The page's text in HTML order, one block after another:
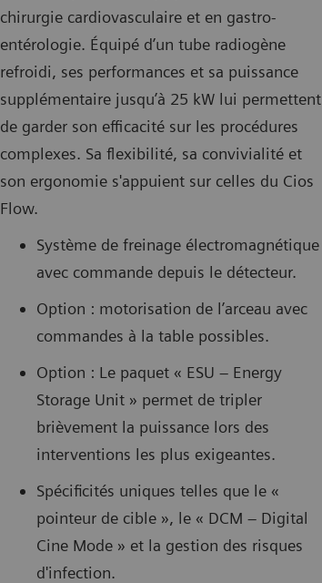
chirurgie cardiovasculaire et en gastro-
entérologie. Équipé d’un tube radiogène
refroidi, ses performances et sa puissance
supplémentaire jusqu’à 25 kW lui permettent
de garder son efficacité sur les procédures
complexes. Sa flexibilité, sa convivialité et
son ergonomie s'appuient sur celles du Cios
Flow.
Système de freinage électromagnétique
avec commande depuis le détecteur.
Option : motorisation de l’arceau avec
commandes à la table possibles.
Option : Le paquet « ESU – Energy
Storage Unit » permet de tripler
brièvement la puissance lors des
interventions les plus exigeantes.
Spécificités uniques telles que le «
pointeur de cible », le « DCM – Digital
Cine Mode » et la gestion des risques
d'infection.